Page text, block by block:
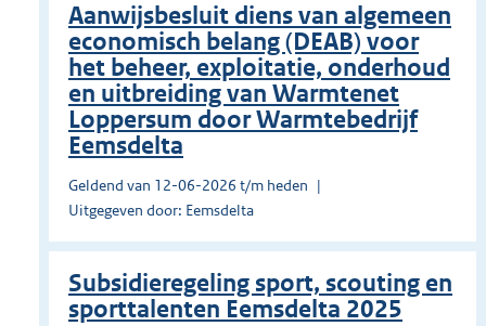
Aanwijsbesluit diens van algemeen
economisch belang (DEAB) voor
het beheer, exploitatie, onderhoud
en uitbreiding van Warmtenet
Loppersum door Warmtebedrijf
Eemsdelta
Geldend van 12-06-2026 t/m heden
Uitgegeven door: Eemsdelta
Subsidieregeling sport, scouting en
sporttalenten Eemsdelta 2025